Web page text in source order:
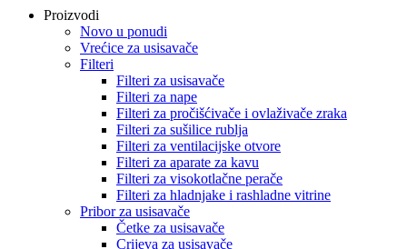
Proizvodi
Novo u ponudi
Vrećice za usisavače
Filteri
Filteri za usisavače
Filteri za nape
Filteri za pročišćivače i ovlaživače zraka
Filteri za sušilice rublja
Filteri za ventilacijske otvore
Filteri za aparate za kavu
Filteri za visokotlačne perače
Filteri za hladnjake i rashladne vitrine
Pribor za usisavače
Četke za usisavače
Crijeva za usisavače